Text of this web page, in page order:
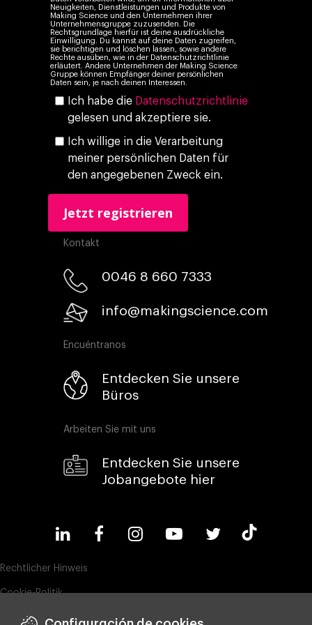
Neuigkeiten, Dienstleistungen und Produkte von
Making Science und den Unternehmen ihrer
Unternehmensgruppe zuzusenden. Die
Rechtsgrundlage hierfür ist deine ausdrückliche
Einwilligung. Du kannst auf deine Daten zugreifen,
sie berichtigen und löschen lassen, sowie andere
Rechte ausüben, wie in der Datenschutzrichtlinie
erläutert. Andere Unternehmen der Making Science
Gruppe können Empfänger deiner persönlichen
Daten sein, je nach deinen Interessen.
Ich habe die Datenschutzrichtlinie
gelesen und akzeptiere sie.
Ich willige in die Verarbeitung
meiner persönlichen Daten für
den angegebenen Zweck ein.
Kontakt
0046 8 660 7333​
info@makingscience.com
Encuéntranos
Entdecken Sie unsere
Büros
Arbeiten Sie mit uns
Entdecken Sie unsere
Jobangebote hier
Rechtlicher Hinweis
Cookie-Politik
Datenschutz